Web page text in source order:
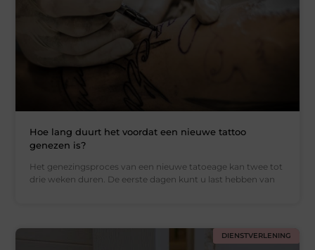
Hoe lang duurt het voordat een nieuwe tattoo
genezen is?
Het genezingsproces van een nieuwe tatoeage kan twee tot
drie weken duren. De eerste dagen kunt u last hebben van
DIENSTVERLENING